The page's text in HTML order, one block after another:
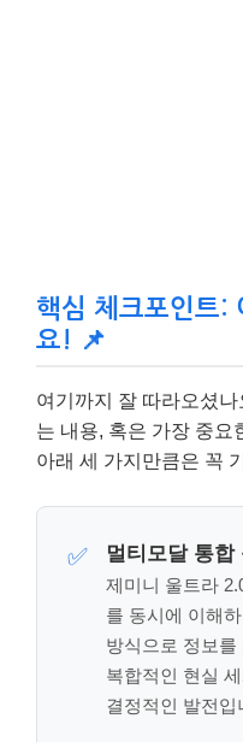
를 동시에 이해
결정적인 발전입
✅
산업 전반의
템 등 제미니 울
다양한 산업 분
로운 가치를 창
다.
윤리적 개발